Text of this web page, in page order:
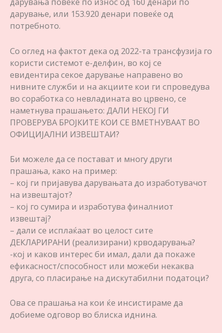
дарување, или 153.920 денари повеќе од
потребното.
Со оглед на фактот дека од 2022-та трансфузија го
користи системот е-делфин, во кој се
евидентира секое дарување направено во
нивните служби и на акциите кои ги спроведува
во соработка со невладината во црвено, се
наметнува прашањето: ДАЛИ НЕКОЈ ГИ
ПРОВЕРУВА БРОЈКИТЕ КОИ СЕ ВМЕТНУВААТ ВО
ОФИЦИЈАЛНИ ИЗВЕШТАИ?
Би можеле да се постават и многу други
прашања, како на пример:
– кој ги пријавува дарувањата до изработувачот
на извештајот?
– кој го сумира и изработува финалниот
извештај?
– дали се исплаќаат во целост сите
ДЕКЛАРИРАНИ (реализирани) крводарувања?
-кој и каков интерес би имал, дали да покаже
ефикасност/способност или можеби некаква
друга, со пласирање на дискутабилни податоци?
Ова се прашања на кои ќе инсистираме да
добиеме одговор во блиска иднина.